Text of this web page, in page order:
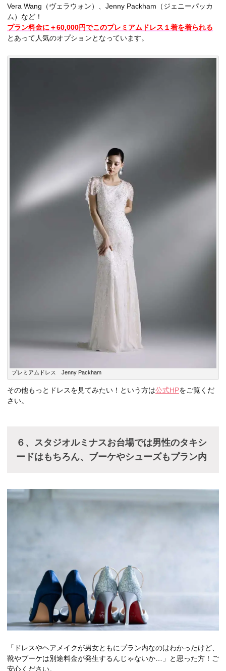
Vera Wang（ヴェラウォン）、Jenny Packham（ジェニーパッカ
ム）など！
プラン料金に＋60,000円でこのプレミアムドレス１着を着られる
とあって人気のオプションとなっています。
プレミアムドレス Jenny Packham
その他もっとドレスを見てみたい！という方は公式HPをご覧くだ
さい。
６、スタジオルミナスお台場では男性のタキシ
ードはもちろん、ブーケやシューズもプラン内
「ドレスやヘアメイクが男女ともにプラン内なのはわかったけど、
靴やブーケは別途料金が発生するんじゃないか…」と思った方！ご
安心ください。